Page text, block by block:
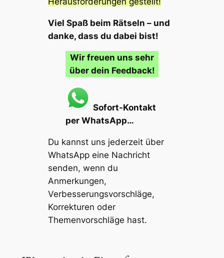
Viel Spaß beim Rätseln – und
danke, dass du dabei bist!
Wir freuen uns sehr
über dein Feedback!
Sofort-Kontakt
per WhatsApp…
Du kannst uns jederzeit über
WhatsApp eine Nachricht
senden, wenn du
Anmerkungen,
Verbesserungsvorschläge,
Korrekturen oder
Themenvorschläge hast.